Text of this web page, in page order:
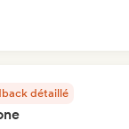
détaillé